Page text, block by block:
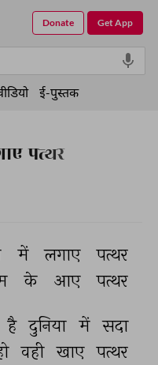
पत्थर
में लगाए
पत्थर
के आए पत्थर
है दुनिया में सदा
वही खाए पत्थर
Get App
Donate
ई-पुस्तक